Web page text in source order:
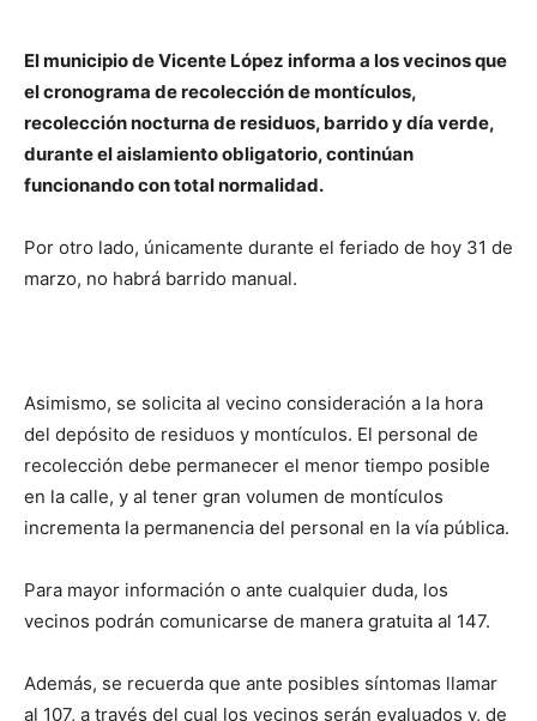
El municipio de Vicente López informa a los vecinos que
el cronograma de recolección de montículos,
recolección nocturna de residuos, barrido y día verde,
durante el aislamiento obligatorio, continúan
funcionando con total normalidad.
Por otro lado, únicamente durante el feriado de hoy 31 de
marzo, no habrá barrido manual.
Asimismo, se solicita al vecino consideración a la hora
del depósito de residuos y montículos. El personal de
recolección debe permanecer el menor tiempo posible
en la calle, y al tener gran volumen de montículos
incrementa la permanencia del personal en la vía pública.
Para mayor información o ante cualquier duda, los
vecinos podrán comunicarse de manera gratuita al 147.
Además, se recuerda que ante posibles síntomas llamar
al 107, a través del cual los vecinos serán evaluados y, de